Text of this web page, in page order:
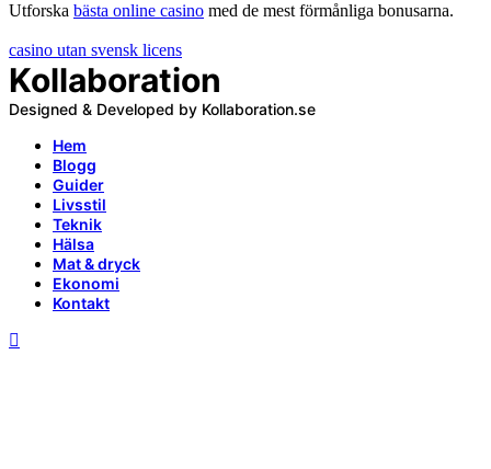
Utforska bästa online casino med de mest förmånliga bonusarna.
casino utan svensk licens
Kollaboration
Designed & Developed by Kollaboration.se
Hem
Blogg
Guider
Livsstil
Teknik
Hälsa
Mat & dryck
Ekonomi
Kontakt